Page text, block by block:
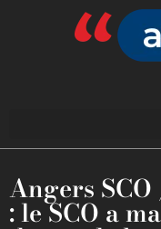
Angers
: le SCO a